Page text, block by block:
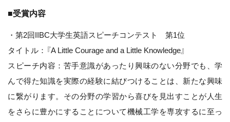
■受賞内容
・第2回IIBC大学生英語スピーチコンテスト 第1位
タイトル：『A Little Courage and a Little Knowledge』
スピーチ内容：苦手意識があったり興味のない分野でも、学
んで得た知識を実際の経験に結びつけることは、新たな興味
に繋がります。その分野の学習から喜びを見出すことが人生
をさらに豊かにすることについて機械工学を専攻するに至っ